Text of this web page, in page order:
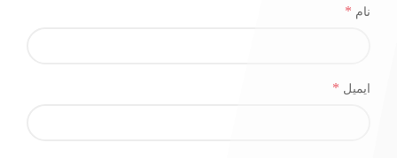
نام *
ایمیل *